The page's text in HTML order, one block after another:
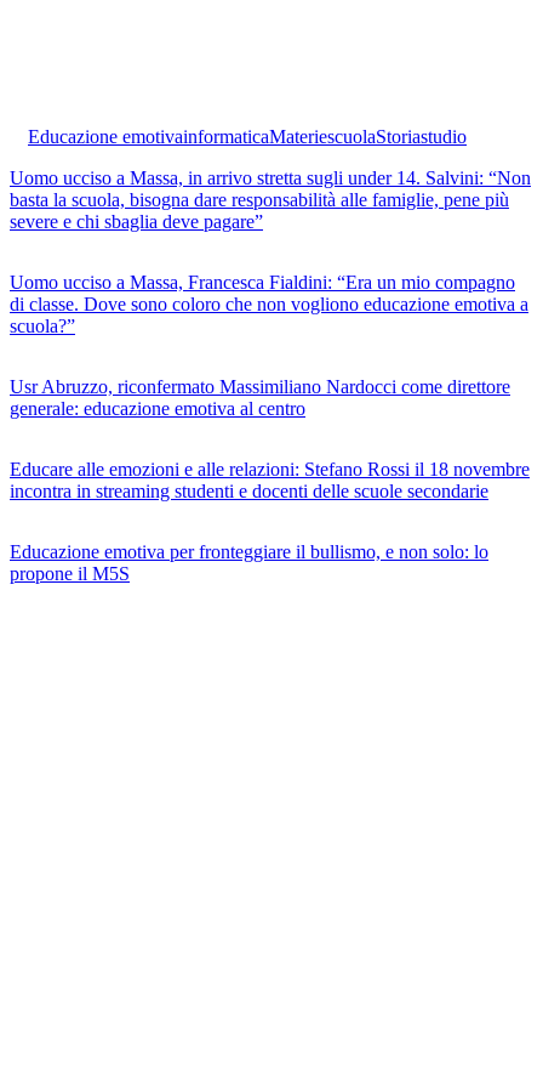
Educazione emotivainformaticaMateriescuolaStoriastudio
Uomo ucciso a Massa, in arrivo stretta sugli under 14. Salvini: “Non
basta la scuola, bisogna dare responsabilità alle famiglie, pene più
severe e chi sbaglia deve pagare”
Uomo ucciso a Massa, Francesca Fialdini: “Era un mio compagno
di classe. Dove sono coloro che non vogliono educazione emotiva a
scuola?”
Usr Abruzzo, riconfermato Massimiliano Nardocci come direttore
generale: educazione emotiva al centro
Educare alle emozioni e alle relazioni: Stefano Rossi il 18 novembre
incontra in streaming studenti e docenti delle scuole secondarie
Educazione emotiva per fronteggiare il bullismo, e non solo: lo
propone il M5S